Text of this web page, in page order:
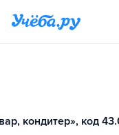
кондитер», код